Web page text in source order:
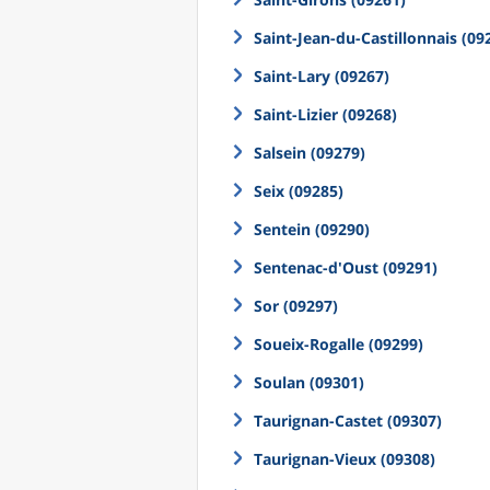
Saint-Jean-du-Castillonnais
Saint-Lary (09267)
Saint-Lizier (09268)
Salsein (09279)
Seix (09285)
Sentein (09290)
Sentenac-d'Oust (09291)
Sor (09297)
Soueix-Rogalle (09299)
Soulan (09301)
Taurignan-Castet (09307)
Taurignan-Vieux (09308)